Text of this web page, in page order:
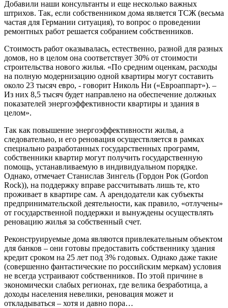
Добавили наши консультанты и еще несколько важных
штрихов. Так, если собственником дома является ТСЖ (весьма
частая для Германии ситуация), то вопрос о проведении
ремонтных работ решается собранием собственников.
Стоимость работ оказывалась, естественно, разной для разных
домов, но в целом она соответствует 30% от стоимости
строительства нового жилья. «По средним оценкам, расходы
на полную модернизацию одной квартиры могут составить
около 23 тысяч евро, - говорит Николь Ни («Евроаппарт»). –
Из них 8,5 тысяч будет направлено на обеспечение должных
показателей энергоэффективности квартиры и здания в
целом».
Так как повышение энергоэффективности жилья, а
следовательно, и его реновация осуществляется в рамках
специально разработанных государственных программ,
собственники квартир могут получить государственную
помощь, устанавливаемую в индивидуальном порядке.
Однако, отмечает Станислав Зингель (Гордон Рок (Gordon
Rock)), на поддержку вправе рассчитывать лишь те, кто
проживает в квартире сам. А арендодатели как субъекты
предпринимательской деятельности, как правило, «отлучены»
от государственной поддержки и вынуждены осуществлять
реновацию жилья за собственный счет.
Реконструируемые дома являются привлекательным объектом
для банков – они готовы предоставить собственнику здания
кредит сроком на 25 лет под 3% годовых. Однако даже такие
(совершенно фантастические по российским меркам) условия
не всегда устраивают собственников. По этой причине в
экономически слабых регионах, где велика безработица, а
доходы населения невелики, реновация может и
откладываться – хотя и давно пора…